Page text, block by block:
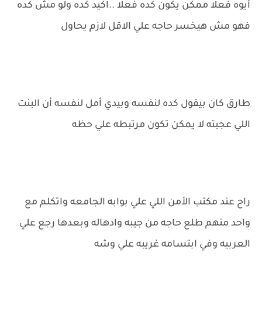
أيوه فعلا ممكن يكون كده فعلا ..اكيد كده ولو مش كده
فهو مش هيخسر حاجه علي الاقل لازم يحاول
طارق كان بيقول كده لنفسه وبيدي أمل لنفسه أن البنت
اللي عجبته لا يمكن تكون مرتبطه علي حظه
راح عند مكتب الأمن اللي علي بوابه الجامعه واتكلم مع
واحد منهم طلع حاجه من جيبه وادهاله وبعدها رجع علي
العربيه وفي ابتسامه غريبه علي وشه